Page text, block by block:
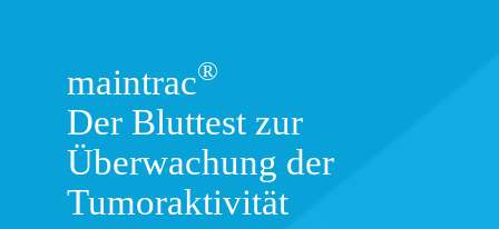
maintrac®
Der Bluttest zur
Überwachung der
Tumoraktivität